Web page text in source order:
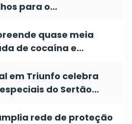
para o…
quase meia
de cocaína e…
em Triunfo celebra
do Sertão…
rede de proteção